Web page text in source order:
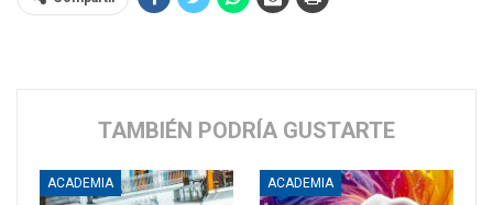
TAMBIÉN PODRÍA GUSTARTE
ACADEMIA ACADEMIA